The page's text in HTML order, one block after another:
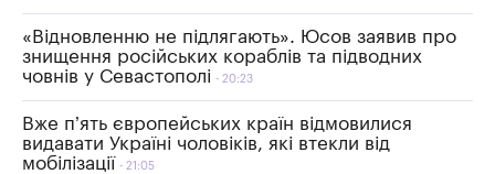
«Відновленню не підлягають». Юсов заявив про
знищення російських кораблів та підводних
човнів у Севастополі
20:23
Вже п’ять європейських країн відмовилися
видавати Україні чоловіків, які втекли від
мобілізації
21:05